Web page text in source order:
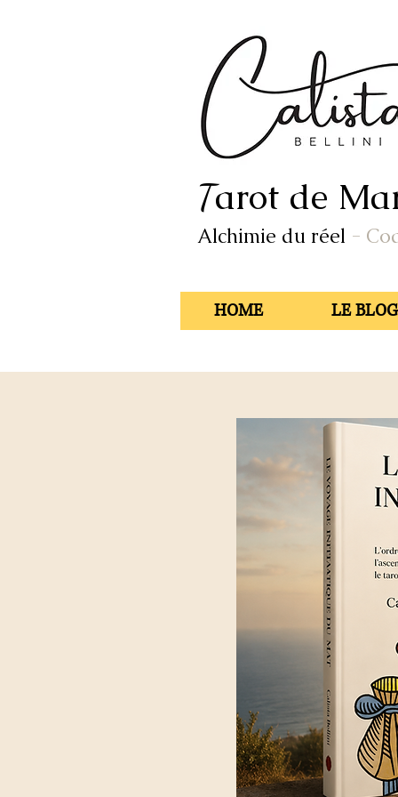
Tarot de
Alchimie du réel -
HOME LE BLOG